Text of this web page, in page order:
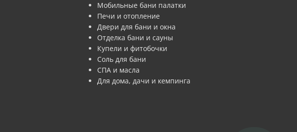
Мобильные бани палатки
Печи и отопление
Двери для бани и окна
Отделка бани и сауны
Купели и фитобочки
Соль для бани
СПА и масла
Для дома, дачи и кемпинга